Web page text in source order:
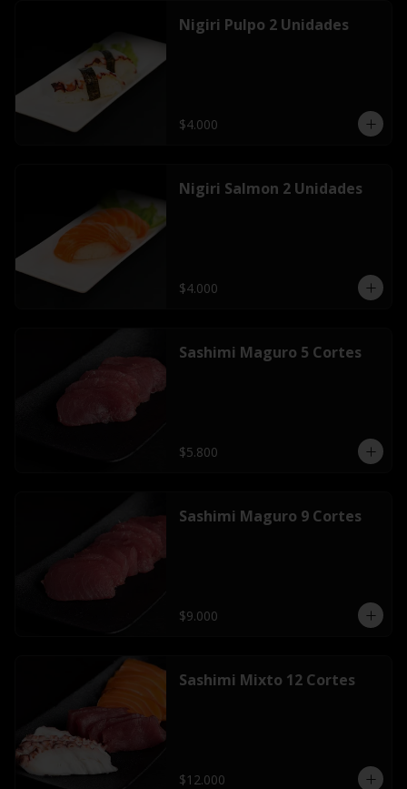
Nigiri Pulpo 2 Unidades
$4.000
Nigiri Salmon 2 Unidades
$4.000
Sashimi Maguro 5 Cortes
$5.800
Sashimi Maguro 9 Cortes
$9.000
Sashimi Mixto 12 Cortes
$12.000